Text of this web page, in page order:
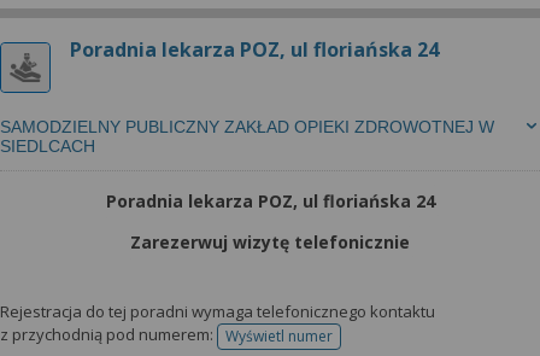
Poradnia lekarza POZ, ul floriańska 24
SAMODZIELNY PUBLICZNY ZAKŁAD OPIEKI ZDROWOTNEJ W
SIEDLCACH
Poradnia lekarza POZ, ul floriańska 24
Zarezerwuj wizytę telefonicznie
Rejestracja do tej poradni wymaga telefonicznego kontaktu
z przychodnią pod numerem:
Wyświetl numertelefonu do rejestracji